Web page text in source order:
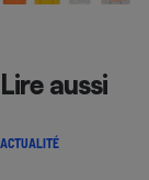
Lire aussi
ACTUALITÉ